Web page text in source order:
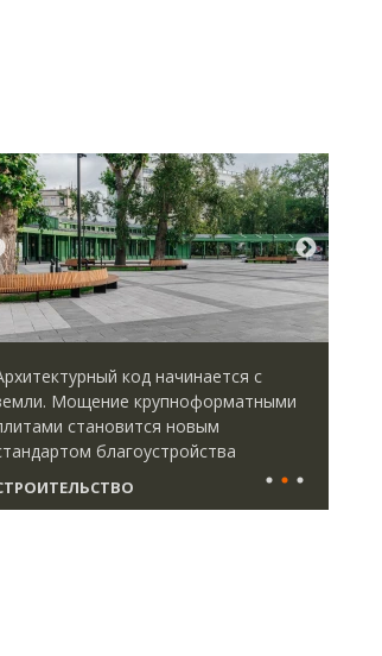
Смелость архитектурных идей.
Генеральный директор компании
ЗИАС — об эстетике городов,
трендах в фасадах и развитии рынка
СТРОИТЕЛЬСТВО